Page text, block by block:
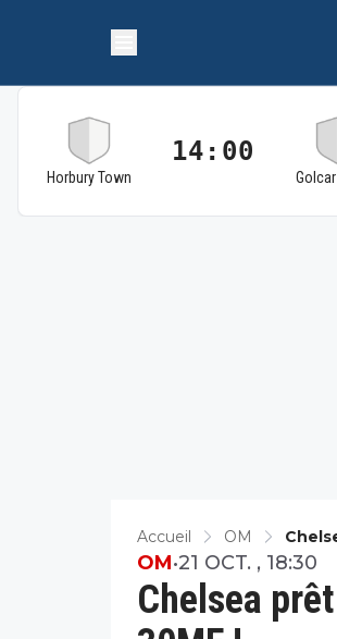
Horbury Town
14:00
Accueil OM
Chelsea
OM•21 OCT. , 18:30